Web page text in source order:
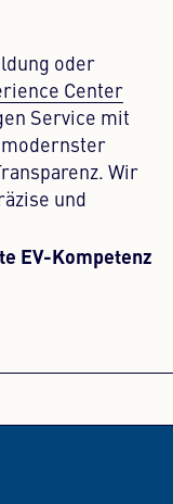
oder
Center
Service mit
Wir
und
EV-Kompetenz